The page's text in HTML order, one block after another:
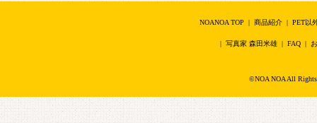
NOANOA TOP | 商品紹介| PET以
| 写真家 森田米雄 | FAQ |
©NOA NOA All